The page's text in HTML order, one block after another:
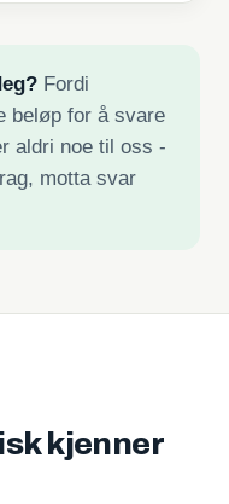
Fordi
beløp for å svare
aldri noe til oss -
motta svar
kjenner